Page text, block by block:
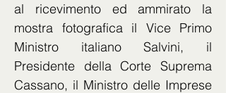
al ricevimento ed ammirato la
mostra fotografica il Vice Primo
Ministro italiano Salvini, il
Presidente della Corte Suprema
Cassano, il Ministro delle Imprese